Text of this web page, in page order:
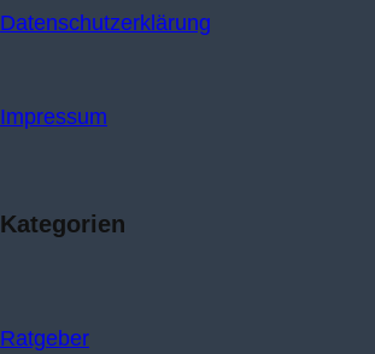
Datenschutzerklärung
Impressum
Kategorien
Ratgeber